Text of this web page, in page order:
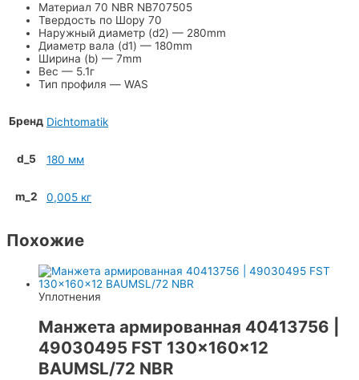
Материал 70 NBR NB707505
Твердость по Шору 70
Наружный диаметр (d2) — 280mm
Диаметр вала (d1) — 180mm
Ширина (b) — 7mm
Вес — 5.1г
Тип профиля — WAS
Бренд Dichtomatik
d_5 180 мм
m_2 0,005 кг
Похожие
Уплотнения
Манжета армированная 40413756 |
49030495 FST 130x160x12
BAUMSL/72 NBR